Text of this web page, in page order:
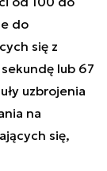
do
się z
lub 67
uzbrojenia
na
się,